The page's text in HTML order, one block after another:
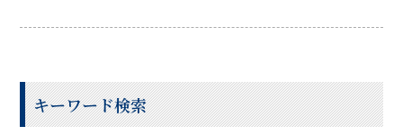
しょう。鍼灸師、国家資格の受験資格とは？まず鍼灸師
す。鍼の施術を行うための「はり師」と、灸の施術を行
キーワード検索